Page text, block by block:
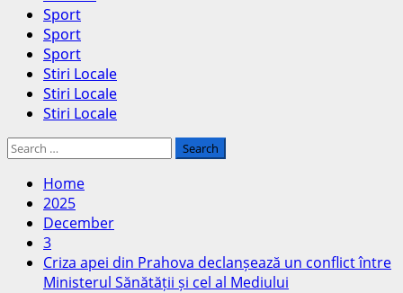
Sport
Sport
Sport
Stiri Locale
Stiri Locale
Stiri Locale
Search
Home
2025
December
3
Criza apei din Prahova declanșează un conflict între
Ministerul Sănătății și cel al Mediului